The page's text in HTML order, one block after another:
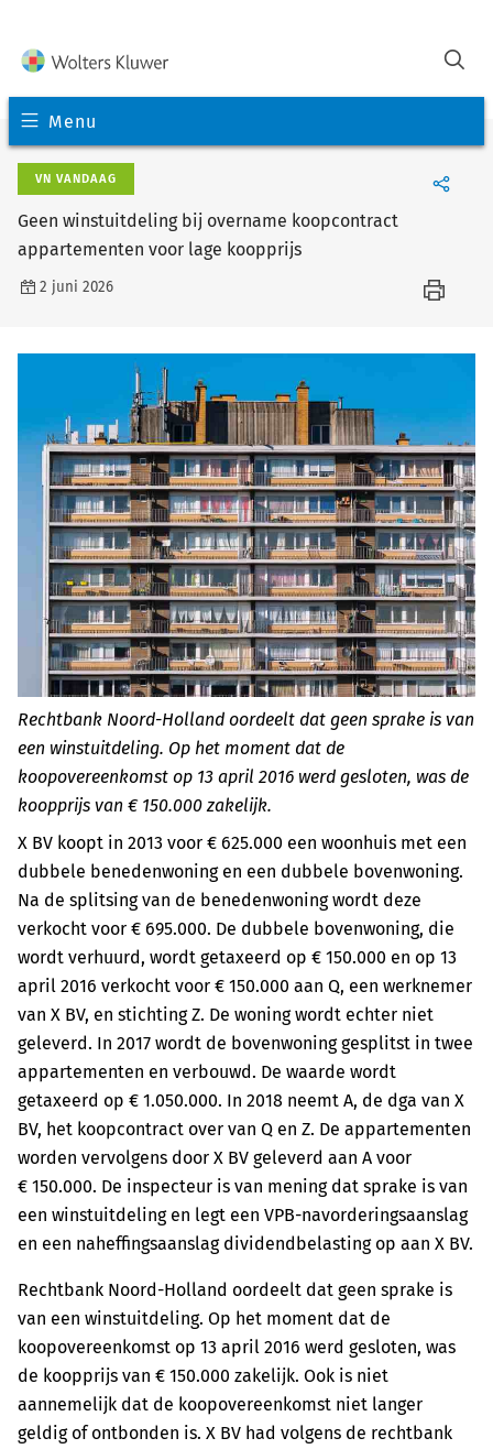
Menu
VN VANDAAG
Geen winstuitdeling bij overname koopcontract
appartementen voor lage koopprijs
2 juni 2026
Rechtbank Noord-Holland oordeelt dat geen sprake is van
een winstuitdeling. Op het moment dat de
koopovereenkomst op 13 april 2016 werd gesloten, was de
koopprijs van € 150.000 zakelijk.
X BV koopt in 2013 voor € 625.000 een woonhuis met een
dubbele benedenwoning en een dubbele bovenwoning.
Na de splitsing van de benedenwoning wordt deze
verkocht voor € 695.000. De dubbele bovenwoning, die
wordt verhuurd, wordt getaxeerd op € 150.000 en op 13
april 2016 verkocht voor € 150.000 aan Q, een werknemer
van X BV, en stichting Z. De woning wordt echter niet
geleverd. In 2017 wordt de bovenwoning gesplitst in twee
appartementen en verbouwd. De waarde wordt
getaxeerd op € 1.050.000. In 2018 neemt A, de dga van X
BV, het koopcontract over van Q en Z. De appartementen
worden vervolgens door X BV geleverd aan A voor
€ 150.000. De inspecteur is van mening dat sprake is van
een winstuitdeling en legt een VPB-navorderingsaanslag
en een naheffingsaanslag dividendbelasting op aan X BV.
Rechtbank Noord-Holland oordeelt dat geen sprake is
van een winstuitdeling. Op het moment dat de
koopovereenkomst op 13 april 2016 werd gesloten, was
de koopprijs van € 150.000 zakelijk. Ook is niet
aannemelijk dat de koopovereenkomst niet langer
geldig of ontbonden is. X BV had volgens de rechtbank